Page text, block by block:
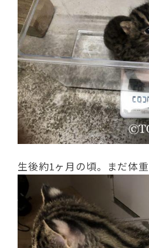
生後約1ヶ月の頃。まだ体